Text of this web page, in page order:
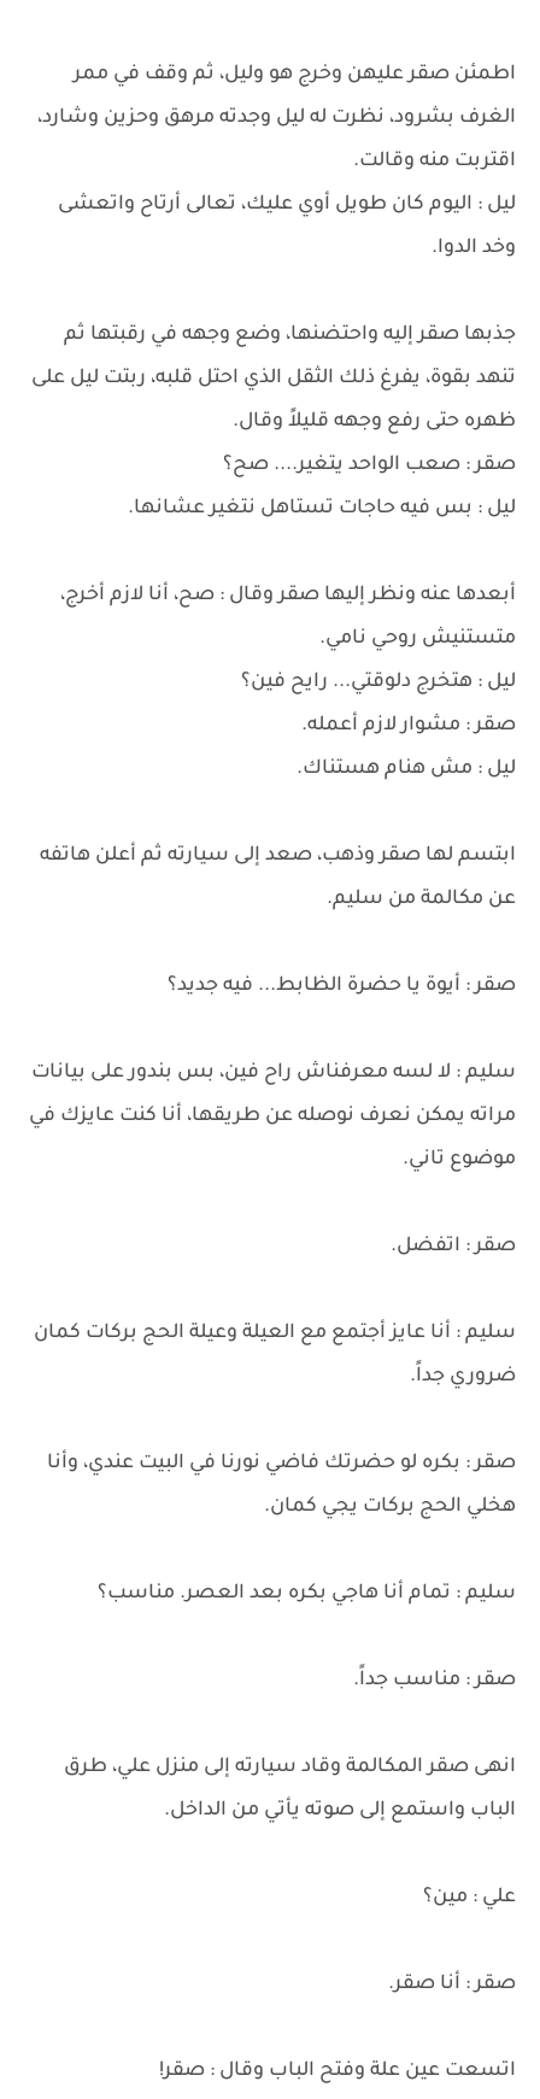
اطمئن صقر عليهن وخرج هو وليل، ثم وقف في ممر
الغرف بشرود، نظرت له ليل وجدته مرهق وحزين وشارد،
اقتربت منه وقالت.
ليل : اليوم كان طويل أوي عليك، تعالى أرتاح واتعشى
وخد الدوا.
جذبها صقر إليه واحتضنها، وضع وجهه في رقبتها ثم
تنهد بقوة، يفرغ ذلك الثقل الذي احتل قلبه، ربتت ليل على
ظهره حتى رفع وجهه قليلاً وقال.
صقر : صعب الواحد يتغير.... صح؟
ليل : بس فيه حاجات تستاهل نتغير عشانها.
أبعدها عنه ونظر إليها صقر وقال : صح، أنا لازم أخرج،
متستنيش روحي نامي.
ليل : هتخرج دلوقتي... رايح فين؟
صقر : مشوار لازم أعمله.
ليل : مش هنام هستناك.
ابتسم لها صقر وذهب، صعد إلى سيارته ثم أعلن هاتفه
عن مكالمة من سليم.
صقر : أيوة يا حضرة الظابط... فيه جديد؟
سليم : لا لسه معرفناش راح فين، بس بندور على بيانات
مراته يمكن نعرف نوصله عن طريقها، أنا كنت عايزك في
موضوع تاني.
صقر : اتفضل.
سليم : أنا عايز أجتمع مع العيلة وعيلة الحج بركات كمان
ضروري جداً.
صقر : بكره لو حضرتك فاضي نورنا في البيت عندي، وأنا
هخلي الحج بركات يجي كمان.
سليم : تمام أنا هاجي بكره بعد العصر. مناسب؟
صقر : مناسب جداً.
انهى صقر المكالمة وقاد سيارته إلى منزل علي، طرق
الباب واستمع إلى صوته يأتي من الداخل.
علي : مين؟
صقر : أنا صقر.
اتسعت عين علة وفتح الباب وقال : صقر!